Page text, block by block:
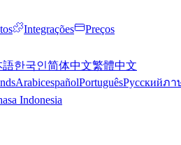
Integrações Preços
語한국인简体中文繁體中文
ArabicespañolPortuguêsРусскийภา
Indonesia